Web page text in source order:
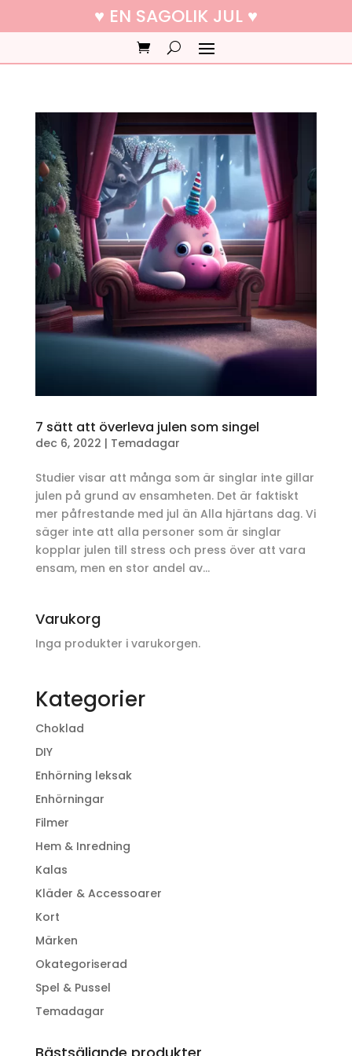
♥ EN SAGOLIK JUL ♥
7 sätt att överleva julen som singel
dec 6, 2022 | Temadagar
Studier visar att många som är singlar inte gillar
julen på grund av ensamheten. Det är faktiskt
mer påfrestande med jul än Alla hjärtans dag. Vi
säger inte att alla personer som är singlar
kopplar julen till stress och press över att vara
ensam, men en stor andel av...
Varukorg
Inga produkter i varukorgen.
Kategorier
Choklad
DIY
Enhörning leksak
Enhörningar
Filmer
Hem & Inredning
Kalas
Kläder & Accessoarer
Kort
Märken
Okategoriserad
Spel & Pussel
Temadagar